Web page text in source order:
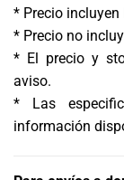
* Precio incluyen
* Precio no
* El precio y
aviso.
* Las
información